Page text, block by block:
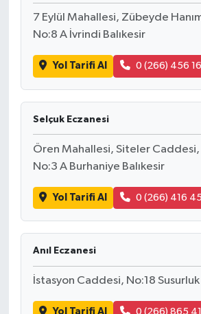
7 Eylül Mahallesi, Zübeyde
No:8 A İvrindi Balıkesir
Yol Tarifi Al 0 (266) 456
Selçuk Eczanesi
Ören Mahallesi, Siteler Caddesi,
No:3 A Burhaniye Balıkesir
Yol Tarifi Al 0 (266) 416
Anıl Eczanesi
İstasyon Caddesi, No:18 Susurluk
Yol Tarifi Al 0 (266) 865